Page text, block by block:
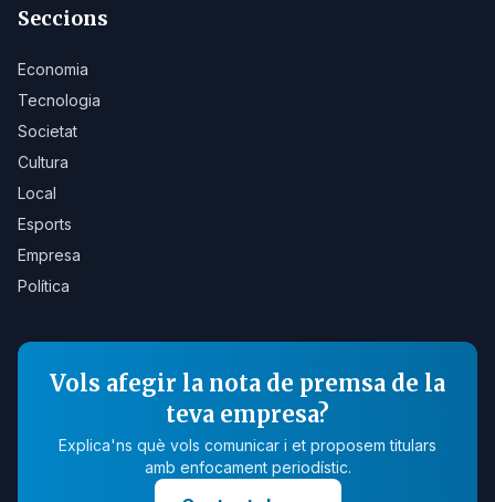
Seccions
Economia
Tecnologia
Societat
Cultura
Local
Esports
Empresa
Política
Vols afegir la nota de premsa de la
teva empresa?
Explica'ns què vols comunicar i et proposem titulars
amb enfocament periodístic.